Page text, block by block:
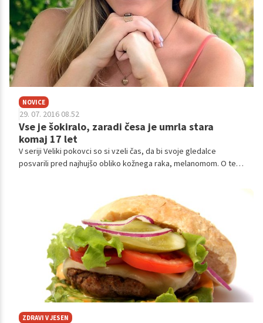
NOVICE
29. 07. 2016 08.52
Vse je šokiralo, zaradi česa je umrla stara
komaj 17 let
V seriji Veliki pokovci so si vzeli čas, da bi svoje gledalce
posvarili pred najhujšo obliko kožnega raka, melanomom. O tem
ZDRAVI V JESEN